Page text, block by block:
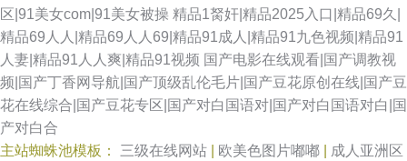
区|91美女com|91美女被操 精品1胬奸|精品2025入口|精品69久|
精品69人人|精品69人人69|精品91成人|精品91九色视频|精品91
人妻|精品91人人爽|精品91视频 国产电影在线观看|国产调教视
频|国产丁香网导航|国产顶级乱伦毛片|国产豆花原创在线|国产豆
花在线综合|国产豆花专区|国产对白国语对|国产对白国语对白|国
产对白合
主站蜘蛛池模板： 三级在线网站 欧美色图片嘟嘟
成人亚洲区